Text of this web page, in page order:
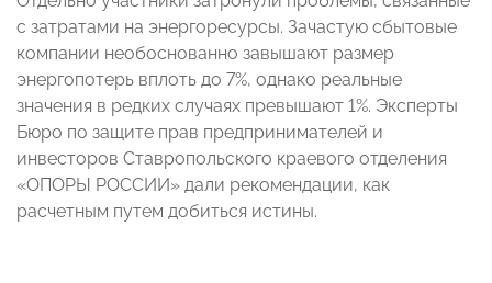
с затратами на энергоресурсы. Зачастую сбытовые
компании необоснованно завышают размер
энергопотерь вплоть до 7%, однако реальные
значения в редких случаях превышают 1%. Эксперты
Бюро по защите прав предпринимателей и
инвесторов Ставропольского краевого отделения
«ОПОРЫ РОССИИ» дали рекомендации, как
расчетным путем добиться истины.